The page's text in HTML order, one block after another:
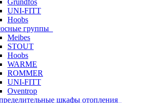
Grundfos
UNI-FITT
Hoobs
группы
Meibes
STOUT
Hoobs
WARME
ROMMER
UNI-FITT
Oventrop
шкафы отопления